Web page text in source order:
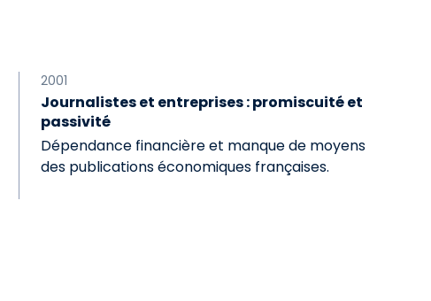
2001
Journalistes et entreprises : promiscuité et
passivité
Dépendance financière et manque de moyens
des publications économiques françaises.